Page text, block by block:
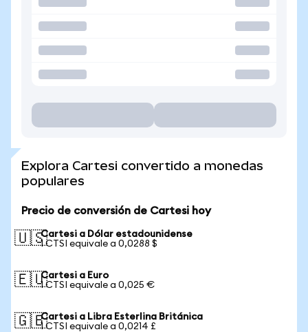
Explora Cartesi convertido a monedas
populares
Precio de conversión de Cartesi hoy
🇺🇸Cartesi a Dólar estadounidense
1 CTSI equivale a 0,0288 $
🇪🇺Cartesi a Euro
1 CTSI equivale a 0,025 €
🇬🇧Cartesi a Libra Esterlina Británica
1 CTSI equivale a 0,0214 £